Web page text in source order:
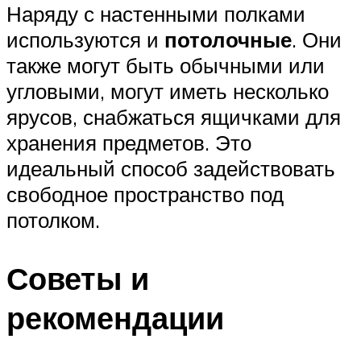
Наряду с настенными полками
используются и потолочные. Они
также могут быть обычными или
угловыми, могут иметь несколько
ярусов, снабжаться ящичками для
хранения предметов. Это
идеальный способ задействовать
свободное пространство под
потолком.
Советы и
рекомендации